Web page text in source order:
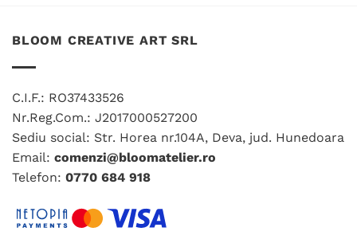
BLOOM CREATIVE ART SRL
C.I.F.: RO37433526
Nr.Reg.Com.: J2017000527200
Sediu social: Str. Horea nr.104A, Deva, jud. Hunedoara
Email: comenzi@bloomatelier.ro
Telefon: 0770 684 918